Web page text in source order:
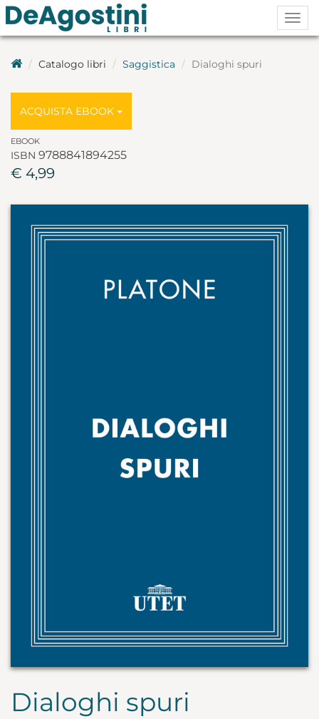
Catalogo libri Saggistica Dialoghi spuri
ACQUISTA EBOOK
EBOOK
ISBN 9788841894255
€ 4,99
Dialoghi spuri